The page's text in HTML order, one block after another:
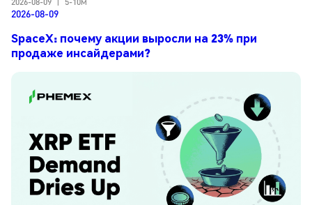
2026-08-09
SpaceX: почему акции выросли на 23% при
продаже инсайдерами?